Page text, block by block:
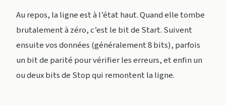
Au repos, la ligne est à l’état haut. Quand elle tombe
brutalement à zéro, c’est le bit de Start. Suivent
ensuite vos données (généralement 8 bits), parfois
un bit de parité pour vérifier les erreurs, et enfin un
ou deux bits de Stop qui remontent la ligne.